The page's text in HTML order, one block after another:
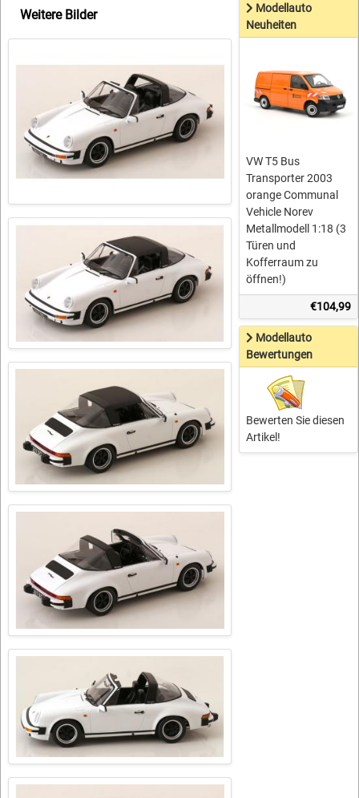
Weitere Bilder
Modellauto
Neuheiten
VW T5 Bus
Transporter 2003
orange Communal
Vehicle Norev
Metallmodell 1:18 (3
Türen und
Kofferraum zu
öffnen!)
€104,99
Modellauto
Bewertungen
Bewerten Sie diesen
Artikel!